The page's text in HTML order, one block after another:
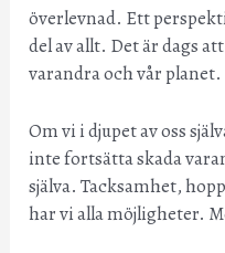
överlevnad. Ett
del av allt. Det är dags
varandra och vår planet.
Om vi i djupet av oss
inte fortsätta skada
själva. Tacksamhet,
har vi alla möjligheter.